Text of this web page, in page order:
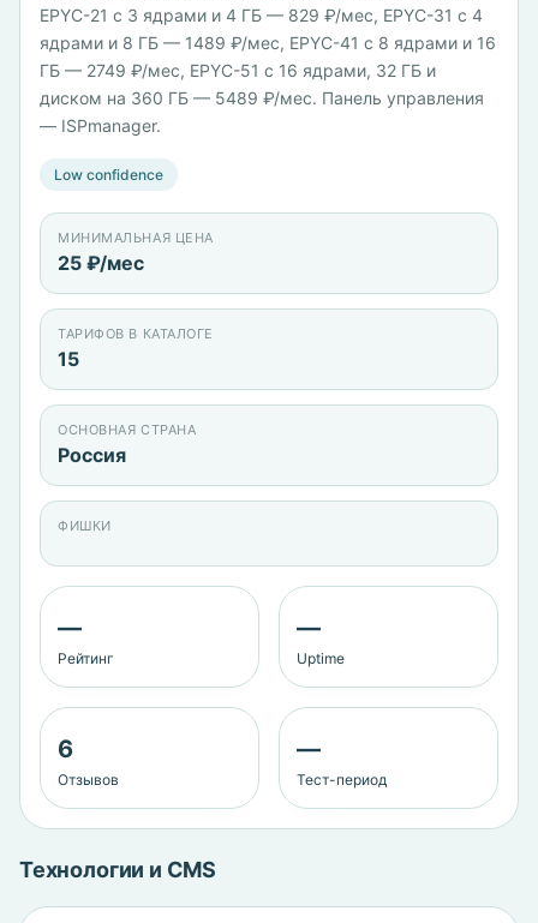
EPYC-21 с 3 ядрами и 4 ГБ — 829 ₽/мес, EPYC-31 с 4
ядрами и 8 ГБ — 1489 ₽/мес, EPYC-41 с 8 ядрами и 16
ГБ — 2749 ₽/мес, EPYC-51 с 16 ядрами, 32 ГБ и
диском на 360 ГБ — 5489 ₽/мес. Панель управления
— ISPmanager.
Low confidence
МИНИМАЛЬНАЯ ЦЕНА
25 ₽/мес
ТАРИФОВ В КАТАЛОГЕ
15
ОСНОВНАЯ СТРАНА
Россия
ФИШКИ
—
Рейтинг
—
Uptime
6
Отзывов
—
Тест-период
Технологии и CMS